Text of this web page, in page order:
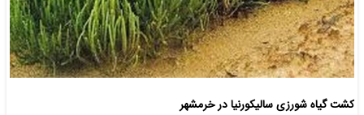
کشت گیاه شورزی سالیکورنیا در خرمشهر